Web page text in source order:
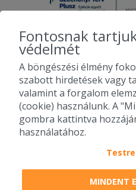
2010-2026 Copyright -
Pizza, gyros, hamburger, menük
Fontosnak
védelmét
A böngészési élmény
szabott hirdetések vagy
valamint a forgalom
(cookie) használunk. A
gombra kattintva
használatához.
MINDENT